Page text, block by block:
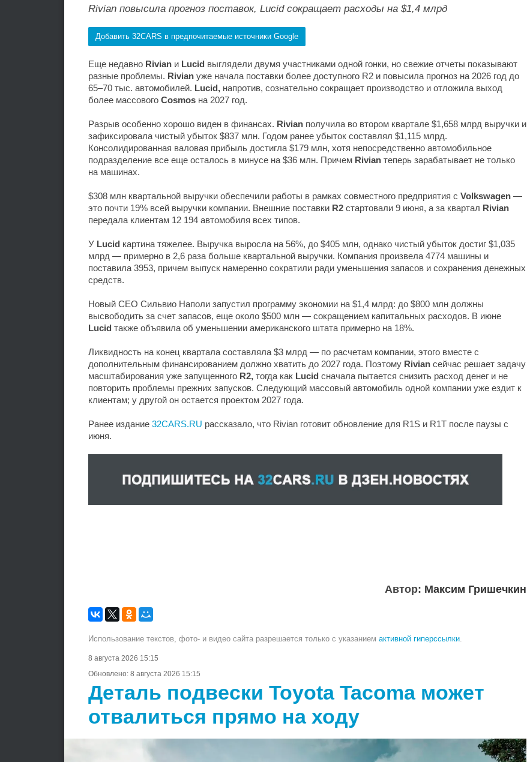
Rivian повысила прогноз поставок, Lucid сокращает расходы на $1,4 млрд
Добавить 32CARS в предпочитаемые источники Google
Еще недавно Rivian и Lucid выглядели двумя участниками одной гонки, но свежие отчеты показывают
разные проблемы. Rivian уже начала поставки более доступного R2 и повысила прогноз на 2026 год до
65–70 тыс. автомобилей. Lucid, напротив, сознательно сокращает производство и отложила выход
более массового Cosmos на 2027 год.
Разрыв особенно хорошо виден в финансах. Rivian получила во втором квартале $1,658 млрд выручки и
зафиксировала чистый убыток $837 млн. Годом ранее убыток составлял $1,115 млрд.
Консолидированная валовая прибыль достигла $179 млн, хотя непосредственно автомобильное
подразделение все еще осталось в минусе на $36 млн. Причем Rivian теперь зарабатывает не только
на машинах.
$308 млн квартальной выручки обеспечили работы в рамках совместного предприятия с Volkswagen —
это почти 19% всей выручки компании. Внешние поставки R2 стартовали 9 июня, а за квартал Rivian
передала клиентам 12 194 автомобиля всех типов.
У Lucid картина тяжелее. Выручка выросла на 56%, до $405 млн, однако чистый убыток достиг $1,035
млрд — примерно в 2,6 раза больше квартальной выручки. Компания произвела 4774 машины и
поставила 3953, причем выпуск намеренно сократили ради уменьшения запасов и сохранения денежных
средств.
Новый CEO Сильвио Наполи запустил программу экономии на $1,4 млрд: до $800 млн должны
высвободить за счет запасов, еще около $500 млн — сокращением капитальных расходов. В июне
Lucid также объявила об уменьшении американского штата примерно на 18%.
Ликвидность на конец квартала составляла $3 млрд — по расчетам компании, этого вместе с
дополнительным финансированием должно хватить до 2027 года. Поэтому Rivian сейчас решает задачу
масштабирования уже запущенного R2, тогда как Lucid сначала пытается снизить расход денег и не
повторить проблемы прежних запусков. Следующий массовый автомобиль одной компании уже ездит к
клиентам; у другой он остается проектом 2027 года.
Ранее издание 32CARS.RU рассказало, что Rivian готовит обновление для R1S и R1T после паузы с
июня.
Автор: Максим Гришечкин
Использование текстов, фото- и видео сайта разрешается только с указанием активной гиперссылки.
8 августа 2026 15:15
Обновлено: 8 августа 2026 15:15
Деталь подвески Toyota Tacoma может
отвалиться прямо на ходу